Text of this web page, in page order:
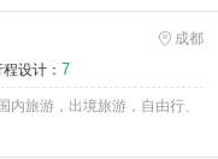
成都
设计： 7
旅游，出境旅游，自由行、